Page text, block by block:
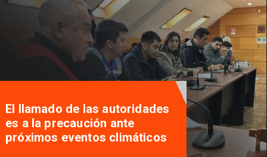
El llamado de las autoridades
es a la precaución ante
próximos eventos climáticos